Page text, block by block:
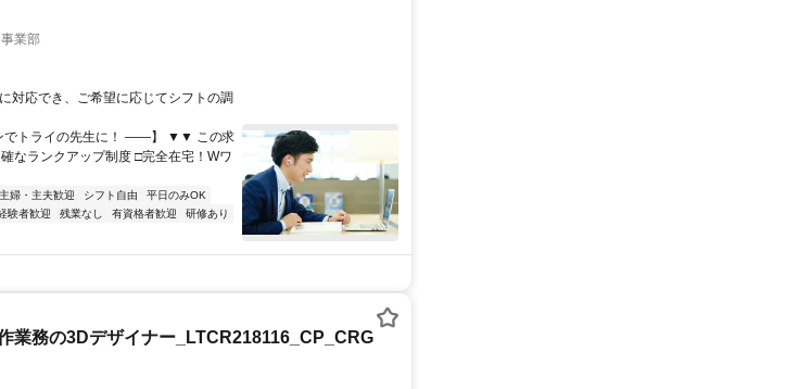
業部
対応でき、ご希望に応じてシフトの調
でトライの先生に！ ――】 ▼▼ この求
なランクアップ制度 □完全在宅！Wワ
主婦・主夫歓迎 シフト自由
平日のみOK
験者歓迎 残業なし 有資格者歓迎
研修あり
業務の3Dデザイナー_LTCR218116_CP_CRG